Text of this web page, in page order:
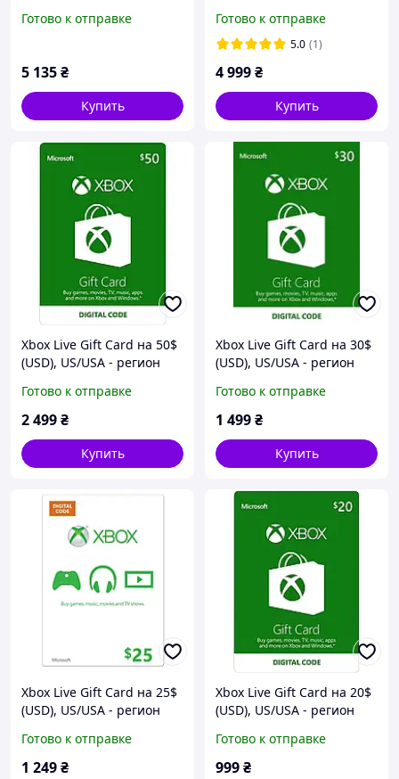
пополнения счета 100
Готово к отправке
5 135₴
Купить
Готово к отправке
5.0 (1)
4 999₴
Купить
Xbox Live Gift Card на 50$
(USD), US/USA - регион
Готово к отправке
2 499₴
Купить
Xbox Live Gift Card на 30$
(USD), US/USA - регион
Готово к отправке
1 499₴
Купить
Xbox Live Gift Card на 25$
(USD), US/USA - регион
Готово к отправке
1 249₴
Xbox Live Gift Card на 20$
(USD), US/USA - регион
Готово к отправке
999₴